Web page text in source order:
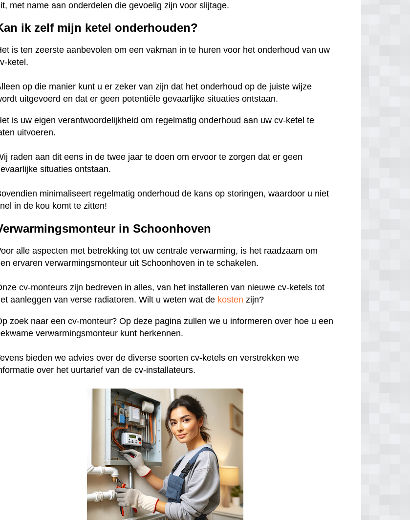
met name aan onderdelen die gevoelig zijn voor slijtage.
ik zelf mijn ketel onderhouden?
is ten zeerste aanbevolen om een vakman in te huren voor het onderhoud van uw
ketel.
op die manier kunt u er zeker van zijn dat het onderhoud op de juiste wijze
uitgevoerd en dat er geen potentiële gevaarlijke situaties ontstaan.
is uw eigen verantwoordelijkheid om regelmatig onderhoud aan uw cv-ketel te
uitvoeren.
raden aan dit eens in de twee jaar te doen om ervoor te zorgen dat er geen
situaties ontstaan.
minimaliseert regelmatig onderhoud de kans op storingen, waardoor u niet
in de kou komt te zitten!
in Schoonhoven
alle aspecten met betrekking tot uw centrale verwarming, is het raadzaam om
ervaren verwarmingsmonteur uit Schoonhoven in te schakelen.
cv-monteurs zijn bedreven in alles, van het installeren van nieuwe cv-ketels tot
aanleggen van verse radiatoren. Wilt u weten wat de kosten zijn?
zoek naar een cv-monteur? Op deze pagina zullen we u informeren over hoe u een
verwarmingsmonteur kunt herkennen.
bieden we advies over de diverse soorten cv-ketels en verstrekken we
over het uurtarief van de cv-installateurs.